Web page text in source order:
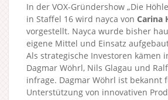
In der VOX-Gründershow „Die
in Staffel 16 wird nayca von Carina
vorgestellt. Nayca wurde bisher
eigene Mittel und Einsatz
Als strategische Investoren kämen
Dagmar Wöhrl, Nils Glagau und
infrage. Dagmar Wöhrl ist bekannt
Unterstützung von innovativen